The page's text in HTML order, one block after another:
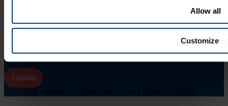
Allow all
Customize
E-mail
Tilmeld
Vi værner om dine data i vores privatlivspolitik.